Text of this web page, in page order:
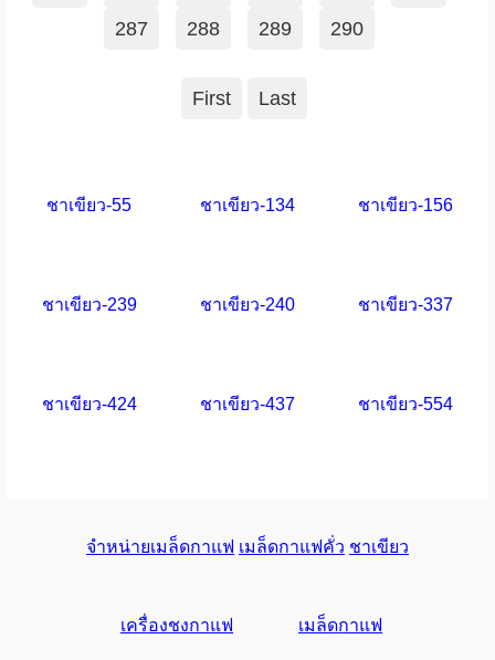
287
288 289 290
First Last
ชาเขียว-55 ชาเขียว-134 ชาเขียว-156
ชาเขียว-239 ชาเขียว-240 ชาเขียว-337
ชาเขียว-424 ชาเขียว-437 ชาเขียว-554
จำหน่ายเมล็ดกาแฟ เมล็ดกาแฟคั่ว ชาเขียว
เครื่องชงกาแฟ เมล็ดกาแฟ